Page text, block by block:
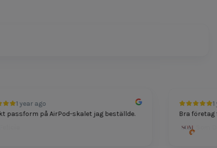
1 year ago
på AirPod-skalet jag beställde.
1
Bra företag
Som Dutt